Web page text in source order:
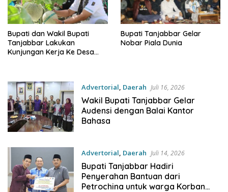
Bupati dan Wakil Bupati
Tanjabbar Lakukan
Kunjungan Kerja Ke Desa
Bupati Tanjabbar Gelar
Nobar Piala Dunia
Advertorial, Daerah Juli 16, 2026
Wakil Bupati Tanjabbar Gelar
Audensi dengan Balai Kantor
Bahasa
Advertorial, Daerah Juli 14, 2026
Bupati Tanjabbar Hadiri
Penyerahan Bantuan dari
Petrochina untuk warga Korban